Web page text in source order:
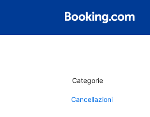
Categorie
Cancellazioni